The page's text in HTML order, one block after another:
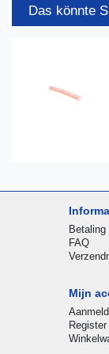
Das könnte
Betaling
FAQ
Mijn
Register